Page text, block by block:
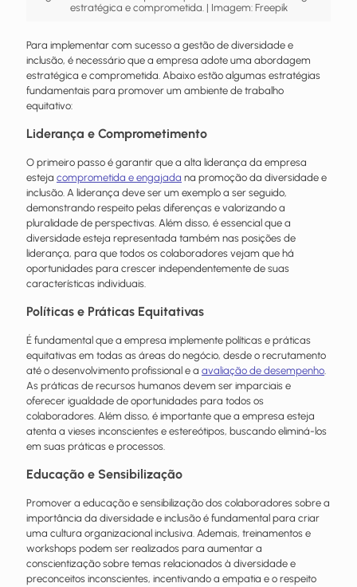
estratégica e comprometida. | Imagem: Freepik
Para implementar com sucesso a gestão de diversidade e
inclusão, é necessário que a empresa adote uma abordagem
estratégica e comprometida. Abaixo estão algumas estratégias
fundamentais para promover um ambiente de trabalho
equitativo:
Liderança e Comprometimento
O primeiro passo é garantir que a alta liderança da empresa
esteja comprometida e engajada na promoção da diversidade e
inclusão. A liderança deve ser um exemplo a ser seguido,
demonstrando respeito pelas diferenças e valorizando a
pluralidade de perspectivas. Além disso, é essencial que a
diversidade esteja representada também nas posições de
liderança, para que todos os colaboradores vejam que há
oportunidades para crescer independentemente de suas
características individuais.
Políticas e Práticas Equitativas
É fundamental que a empresa implemente políticas e práticas
equitativas em todas as áreas do negócio, desde o recrutamento
até o desenvolvimento profissional e a avaliação de desempenho.
As práticas de recursos humanos devem ser imparciais e
oferecer igualdade de oportunidades para todos os
colaboradores. Além disso, é importante que a empresa esteja
atenta a vieses inconscientes e estereótipos, buscando eliminá-los
em suas práticas e processos.
Educação e Sensibilização
Promover a educação e sensibilização dos colaboradores sobre a
importância da diversidade e inclusão é fundamental para criar
uma cultura organizacional inclusiva. Ademais, treinamentos e
workshops podem ser realizados para aumentar a
conscientização sobre temas relacionados à diversidade e
preconceitos inconscientes, incentivando a empatia e o respeito